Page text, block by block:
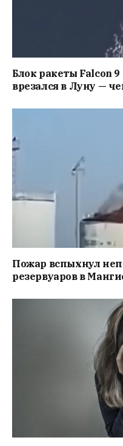
Блок ракеты Falcon
врезался в Луну —
Пожар вспыхнул
резервуаров в